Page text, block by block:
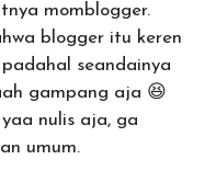
momblogger.
blogger itu keren
seandainya
gampang aja 😆
nulis aja, ga
umum.